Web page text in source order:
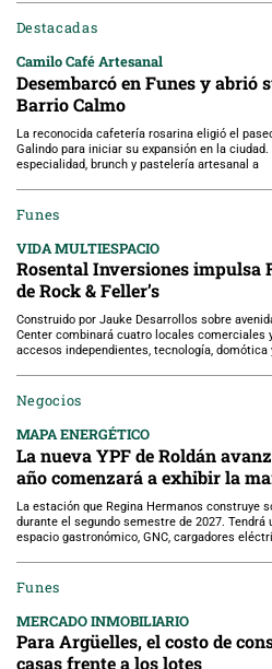
Destacadas
Camilo Café Artesanal
Desembarcó en Funes y abrió
Barrio Calmo
La reconocida cafetería rosarina eligió el
Galindo para iniciar su expansión en la
especialidad, brunch y pastelería artesanal a
Funes
VIDA MULTIESPACIO
Rosental Inversiones impulsa
de Rock & Feller’s
Construido por Jauke Desarrollos sobre
Center combinará cuatro locales comerciales
accesos independientes, tecnología,
Negocios
MAPA ENERGÉTICO
La nueva YPF de Roldán
año comenzará a exhibir la
La estación que Regina Hermanos construye
durante el segundo semestre de 2027.
espacio gastronómico, GNC, cargadores
Funes
MERCADO INMOBILIARIO
Para Argüelles, el costo de
casas frente a los lotes